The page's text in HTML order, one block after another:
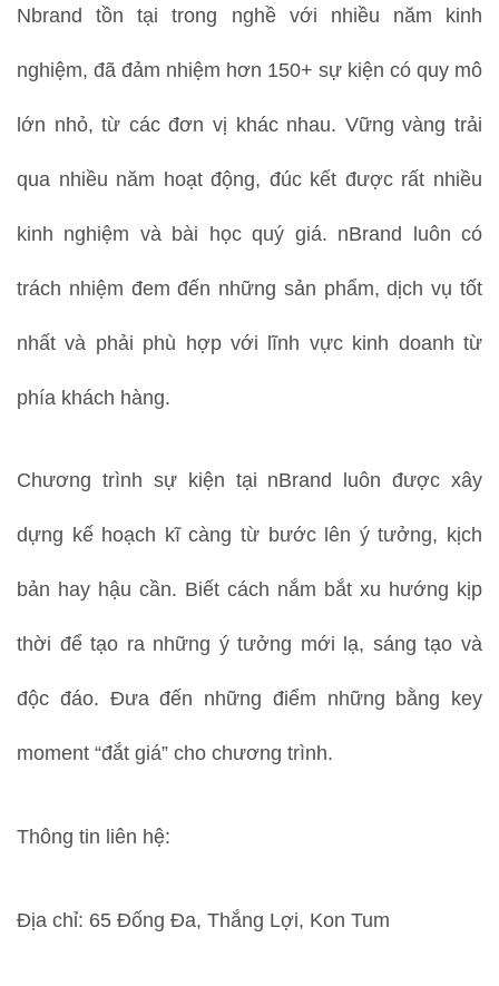
Nbrand tồn tại trong nghề với nhiều năm kinh
nghiệm, đã đảm nhiệm hơn 150+ sự kiện có quy mô
lớn nhỏ, từ các đơn vị khác nhau. Vững vàng trải
qua nhiều năm hoạt động, đúc kết được rất nhiều
kinh nghiệm và bài học quý giá. nBrand luôn có
trách nhiệm đem đến những sản phẩm, dịch vụ tốt
nhất và phải phù hợp với lĩnh vực kinh doanh từ
phía khách hàng.
Chương trình sự kiện tại nBrand luôn được xây
dựng kế hoạch kĩ càng từ bước lên ý tưởng, kịch
bản hay hậu cần. Biết cách nắm bắt xu hướng kịp
thời để tạo ra những ý tưởng mới lạ, sáng tạo và
độc đáo. Đưa đến những điểm những bằng key
moment “đắt giá” cho chương trình.
Thông tin liên hệ:
Địa chỉ: 65 Đống Đa, Thắng Lợi, Kon Tum